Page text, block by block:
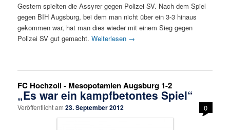
Gestern spielten die Assyrer gegen Polizei SV. Nach dem Spiel
gegen BIH Augsburg, bei dem man nicht über ein 3-3 hinaus
gekommen war, hat man dies wieder mit einem Sieg gegen
Polizei SV gut gemacht.Weiterlesen →
FC Hochzoll - Mesopotamien Augsburg 1-2
„Es war ein kampfbetontes Spiel“
Veröffentlicht am23. September 2012 0